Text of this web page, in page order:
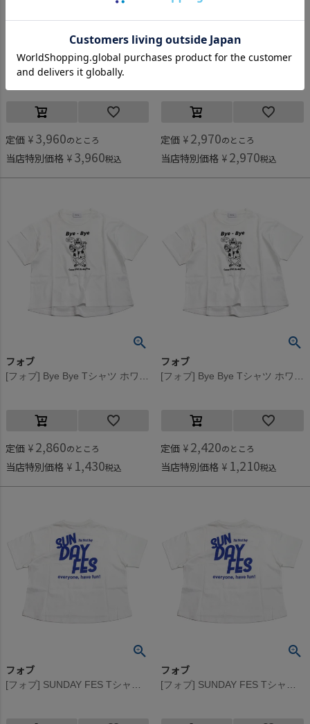
フォブ
定価 ¥ 3,960のところ
当店特別価格 ¥ 3,960税込
フォブ
定価 ¥ 2,970のところ
当店特別価格 ¥ 2,970税込
フォブ
定価 ¥ 2,860のところ
当店特別価格 ¥ 1,430税込
フォブ
定価 ¥ 2,420のところ
当店特別価格 ¥ 1,210税込
フォブ フォブ